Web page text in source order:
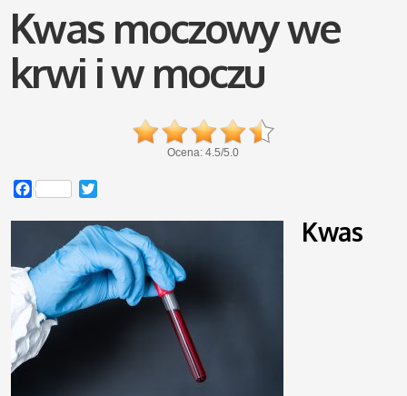
Kwas moczowy we
krwi i w moczu
Ocena:4.5/5.0
Facebook
Kwas